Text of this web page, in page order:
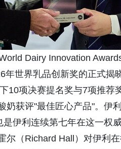
Dairy Innovation
年世界乳品创新奖的正式
10项决赛提名奖与7项推荐
奶获评"最佳匠心产品"。伊
伊利连续第七年在这一权
尔（Richard Hall）对伊利